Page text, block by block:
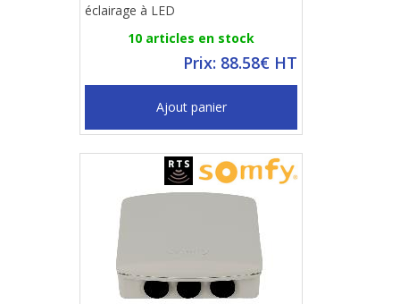
éclairage à LED
10 articles en stock
Prix: 88.58€ HT
Ajout panier